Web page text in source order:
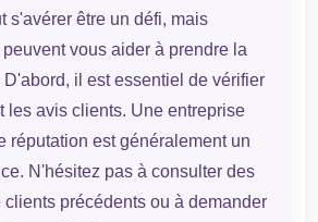
s'avérer être un défi, mais
vous aider à prendre la
il est essentiel de vérifier
les avis clients. Une entreprise
réputation est généralement un
N'hésitez pas à consulter des
précédents ou à demander